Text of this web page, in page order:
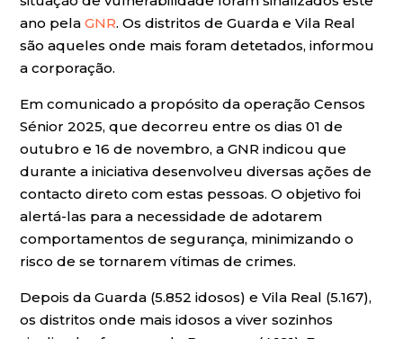
ano pelaGNR. Os distritos de Guarda e Vila Real
são aqueles onde mais foram detetados, informou
a corporação.
Em comunicado a propósito da operação Censos
Sénior 2025, que decorreu entre os dias 01 de
outubro e 16 de novembro, a GNR indicou que
durante a iniciativa desenvolveu diversas ações de
contacto direto com estas pessoas. O objetivo foi
alertá-las para a necessidade de adotarem
comportamentos de segurança, minimizando o
risco de se tornarem vítimas de crimes.
Depois da Guarda (5.852 idosos) e Vila Real (5.167),
os distritos onde mais idosos a viver sozinhos